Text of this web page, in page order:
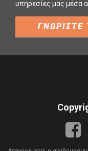
υπηρεσίες μας μέσα
ΓΝΩΡΙΣΤΕ